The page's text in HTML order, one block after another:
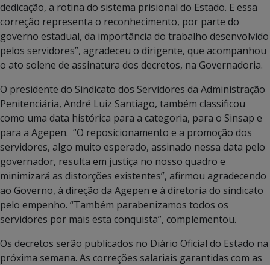
dedicação, a rotina do sistema prisional do Estado. E essa
correção representa o reconhecimento, por parte do
governo estadual, da importância do trabalho desenvolvido
pelos servidores”, agradeceu o dirigente, que acompanhou
o ato solene de assinatura dos decretos, na Governadoria.
O presidente do Sindicato dos Servidores da Administração
Penitenciária, André Luiz Santiago, também classificou
como uma data histórica para a categoria, para o Sinsap e
para a Agepen. “O reposicionamento e a promoção dos
servidores, algo muito esperado, assinado nessa data pelo
governador, resulta em justiça no nosso quadro e
minimizará as distorções existentes”, afirmou agradecendo
ao Governo, à direção da Agepen e à diretoria do sindicato
pelo empenho. “Também parabenizamos todos os
servidores por mais esta conquista”, complementou.
Os decretos serão publicados no Diário Oficial do Estado na
próxima semana. As correções salariais garantidas com as